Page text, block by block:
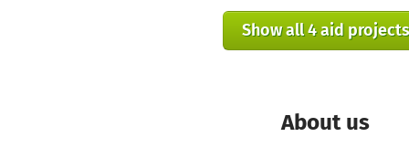
Show all 4 aid projects
About us